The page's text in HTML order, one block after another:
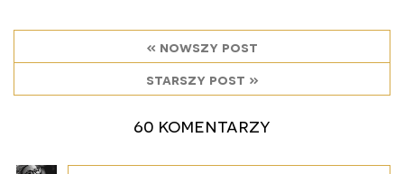
« nowszy post
starszy post »
60 komentarzy